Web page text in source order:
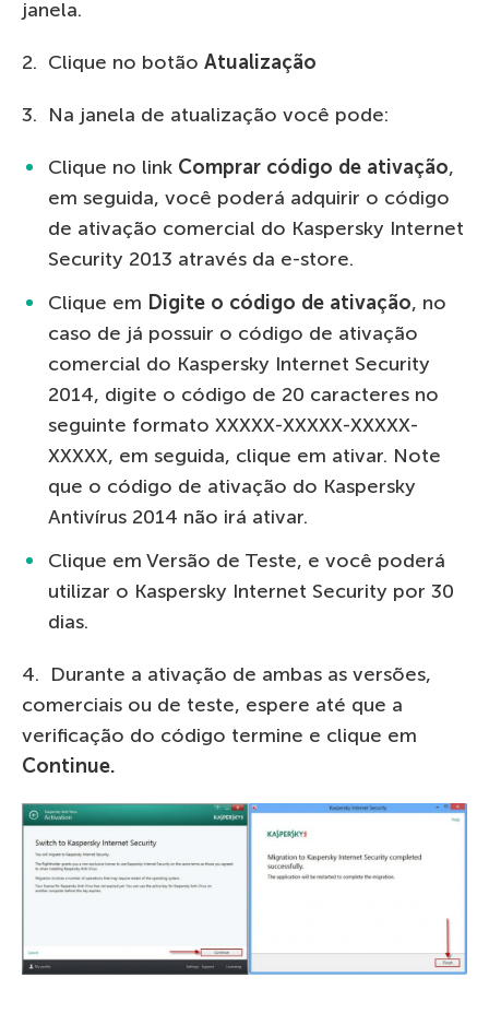
janela.
2. Clique no botão Atualização
3. Na janela de atualização você pode:
Clique no link Comprar código de ativação,
em seguida, você poderá adquirir o código
de ativação comercial do Kaspersky Internet
Security 2013 através da e-store.
Clique em Digite o código de ativação, no
caso de já possuir o código de ativação
comercial do Kaspersky Internet Security
2014, digite o código de 20 caracteres no
seguinte formato ХХХХХ-ХХХХХ-ХХХХХ-
ХХХХХ, em seguida, clique em ativar. Note
que o código de ativação do Kaspersky
Antivírus 2014 não irá ativar.
Clique em Versão de Teste, e você poderá
utilizar o Kaspersky Internet Security por 30
dias.
4. Durante a ativação de ambas as versões,
comerciais ou de teste, espere até que a
verificação do código termine e clique em
Continue.